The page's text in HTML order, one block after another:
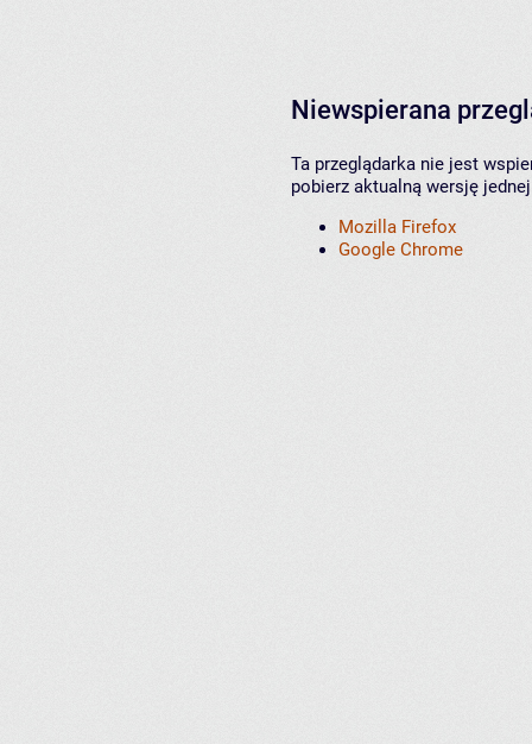
Niewspierana
Ta przeglądarka nie jest
pobierz aktualną wersję
Mozilla Firefox
Google Chrome